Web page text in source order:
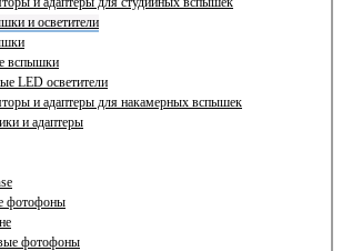
и осветители
вспышки
LED осветители
и адаптеры для накамерных вспышек
и адаптеры
фотофоны
фотофоны